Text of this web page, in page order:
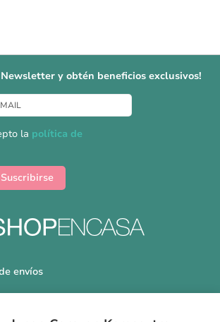
y obtén beneficios exclusivos!
la política de
Suscribirse
envíos